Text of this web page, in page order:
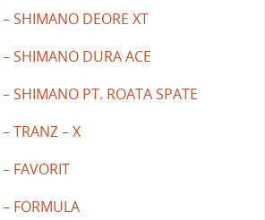
SHIMANO DEORE XT
SHIMANO DURA ACE
SHIMANO PT. ROATA SPATE
TRANZ – X
FAVORIT
FORMULA